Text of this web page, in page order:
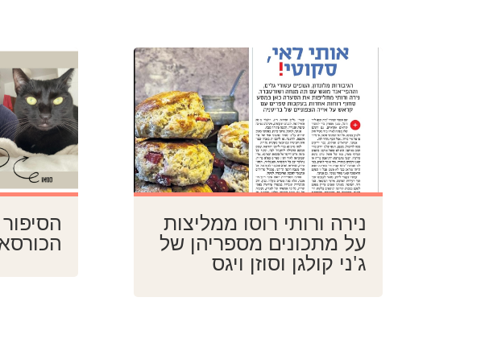
נירה ורותי רוסו ממליצות
על מתכונים מספריהן של
ג'ני קולגן וסוזן ויגס